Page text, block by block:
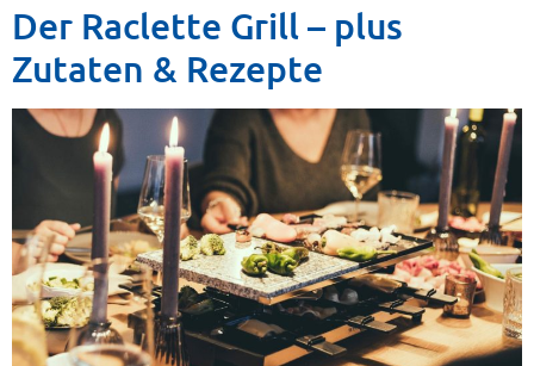
Der Raclette Grill – plus
Zutaten & Rezepte